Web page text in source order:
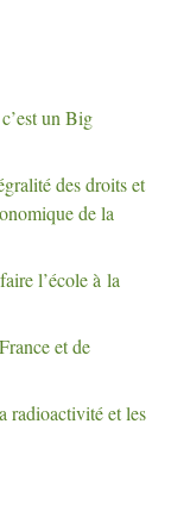
un Big
des droits et
de la
l’école à la
et de
radioactivité et les